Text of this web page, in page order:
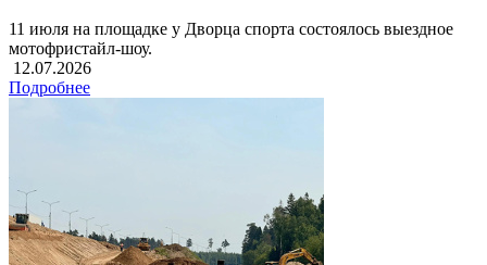
11 июля на площадке у Дворца спорта состоялось выездное
мотофристайл-шоу.
12.07.2026
Подробнее